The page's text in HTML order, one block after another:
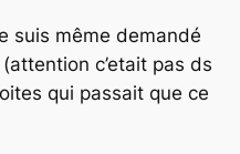
suis même demandé
c’etait pas ds
qui passait que ce